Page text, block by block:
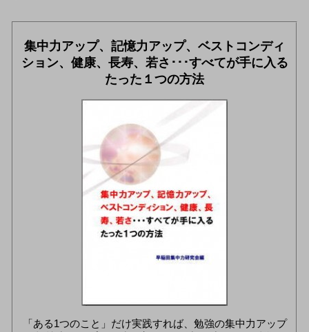
集中力アップ、記憶力アップ、ベストコンディ
ション、健康、長寿、若さ･･･すべてが手に入る
たった１つの方法
「ある1つのこと」だけ実践すれば、勉強の集中力アップ